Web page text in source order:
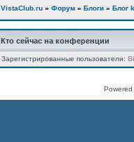
VistaClub.ru » Форум » Блоги » Блог
Кто сейчас на конференции
Зарегистрированные пользователи: